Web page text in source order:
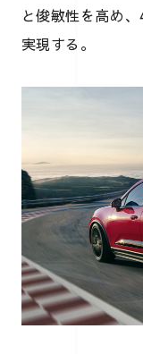
と俊敏性を高め
実現する。